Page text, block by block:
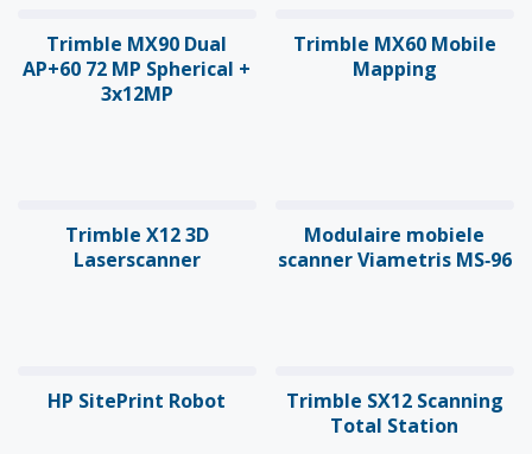
Trimble MX90 Dual
AP+60 72 MP Spherical +
3x12MP
Trimble MX60 Mobile
Mapping
Trimble X12 3D
Laserscanner
Modulaire mobiele
scanner Viametris MS‑96
HP SitePrint Robot
Trimble SX12 Scanning
Total Station